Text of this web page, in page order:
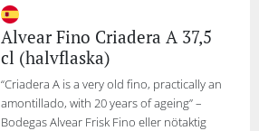
Alvear Fino Criadera A 37,5
cl (halvflaska)
“Criadera A is a very old fino, practically an
amontillado, with 20 years of ageing” –
Bodegas Alvear Frisk Fino eller nötaktig